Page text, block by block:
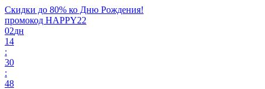
Скидки до 80% ко Дню Рождения!
промокод HAPPY22
02дн
14
:
30
:
48